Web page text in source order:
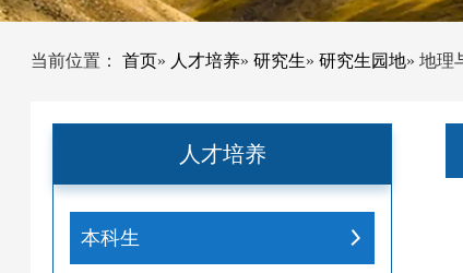
当前位置： 首页» 人才培养» 研究生» 研究生园地» 地理
人才培养
本科生